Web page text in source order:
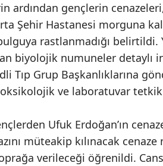
ardından gençlerin
Şehir Hastanesi morguna
rastlanmadığı belirtildi.
biyolojik numuneler detaylı
Tıp Grup Başkanlıklarına
ve laboratuvar
Ufuk Erdoğan’ın
müteakip kılınacak cenaze
toprağa verileceği öğrenildi.